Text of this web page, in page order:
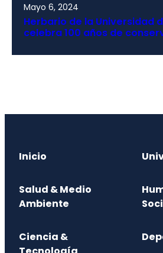
Mayo 6, 2024
Herbario de la Universidad
celebra 100 años de
Inicio
Salud & Medio
Ambiente
Ciencia &